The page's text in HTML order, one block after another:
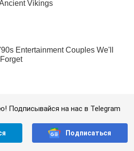
Подписывайся на нас в Telegram
Подписаться